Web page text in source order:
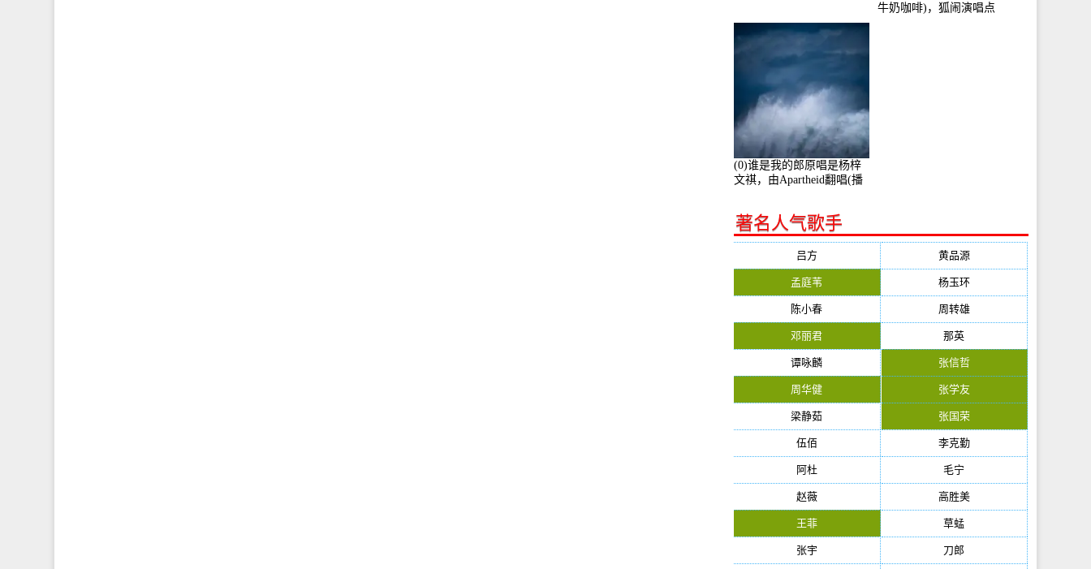
牛奶咖啡)，狐闹演唱点
(0)谁是我的郎原唱是杨梓
文祺，由Apartheid翻唱(播
著名人气歌手
吕方 黄品源
孟庭苇 杨玉环
陈小春 周转雄
邓丽君 那英
谭咏麟 张信哲
周华健 张学友
梁静茹 张国荣
伍佰 李克勤
阿杜 毛宁
赵薇 高胜美
王菲 草蜢
张宇 刀郎